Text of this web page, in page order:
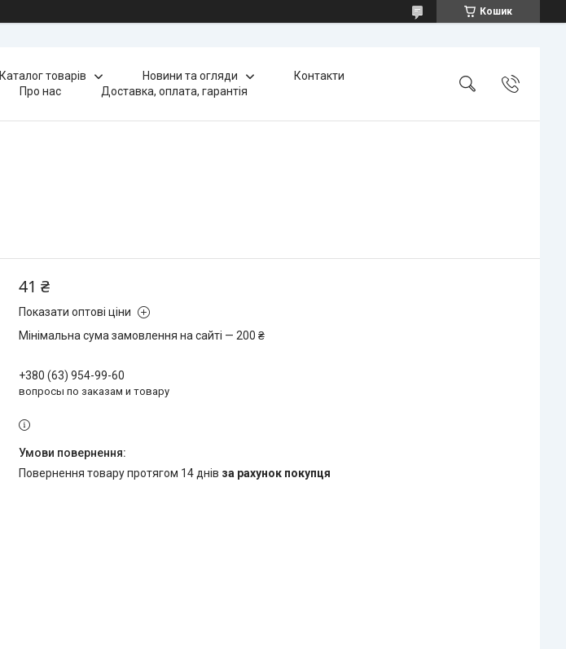
Кошик
Каталог товарів Новини та огляди
Контакти
Про нас
Доставка, оплата, гарантія
41 ₴
Показати оптові ціни
Мінімальна сума замовлення на сайті — 200 ₴
+380 (63) 954-99-60
вопросы по заказам и товару
повернення товару протягом 14 днів за рахунок покупця